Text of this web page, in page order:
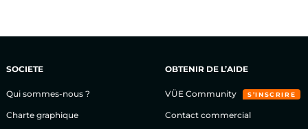
SOCIETE
Qui sommes-nous ?
Charte graphique
OBTENIR DE L’AIDE
VÜE Community S’INSCRIRE
Contact commercial